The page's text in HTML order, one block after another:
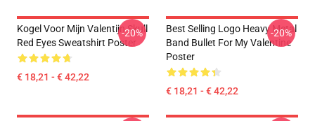
Kogel Voor Mijn Valentijn Skull
Red Eyes Sweatshirt Poster
€ 18,21 - € 42,22
-20%
Best Selling Logo Heavy Metal
Band Bullet For My Valentine
Poster
€ 18,21 - € 42,22
-20%